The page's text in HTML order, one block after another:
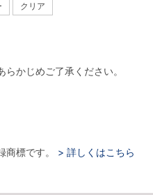
クリア
かじめご了承ください。
標です。
> 詳しくはこちら